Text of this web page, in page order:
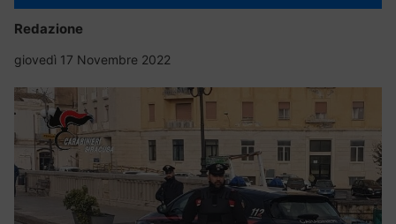
Redazione
giovedì 17 Novembre 2022